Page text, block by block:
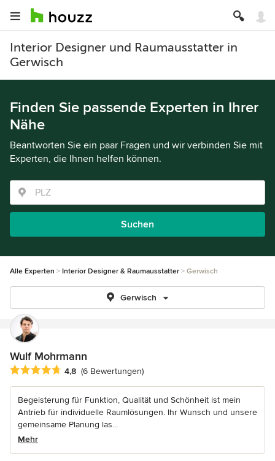
Interior Designer und Raumausstatter in
Gerwisch
Finden Sie passende Experten in Ihrer
Nähe
Beantworten Sie ein paar Fragen und wir verbinden Sie mit
Experten, die Ihnen helfen können.
Suchen
Alle Experten Interior Designer & Raumausstatter Gerwisch
Gerwisch
Wulf Mohrmann
Durchschnittliche Bewertung: 4.8 von 5 Sternen
4,8 (6 Bewertungen)
Begeisterung für Funktion, Qualität und Schönheit ist mein
Antrieb für individuelle Raumlösungen. Ihr Wunsch und unsere
gemeinsame Planung las...
Mehr